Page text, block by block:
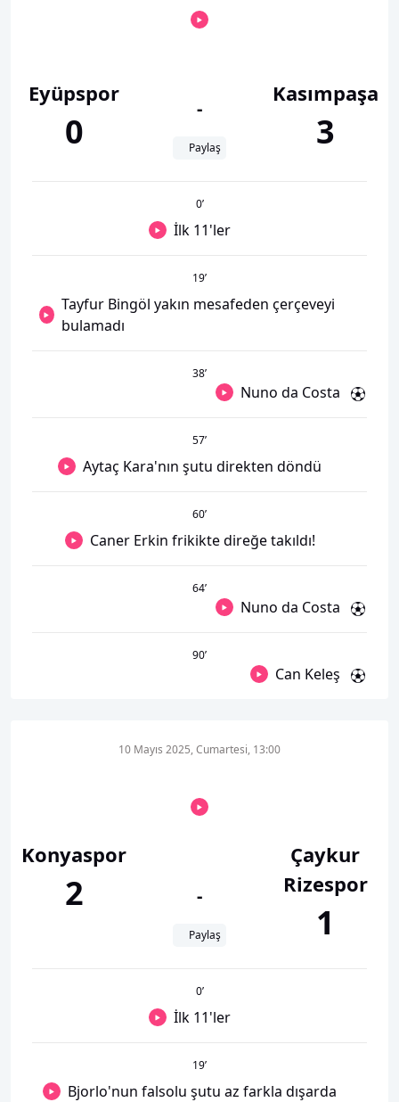
Eyüpspor
0
-
Paylaş
Kasımpaşa
3
0’
İlk 11'ler
19’
Tayfur Bingöl yakın mesafeden çerçeveyi
bulamadı
38’
Nuno da Costa
57’
Aytaç Kara'nın şutu direkten döndü
60’
Caner Erkin frikikte direğe takıldı!
64’
Nuno da Costa
90’
Can Keleş
Konyaspor
2
10 Mayıs 2025, Cumartesi, 13:00
-
Paylaş
Çaykur
Rizespor
1
0’
İlk 11'ler
19’
Bjorlo'nun falsolu şutu az farkla dışarda